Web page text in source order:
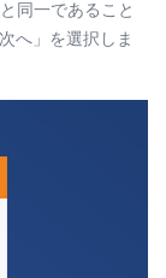
同一であること
へ」を選択しま